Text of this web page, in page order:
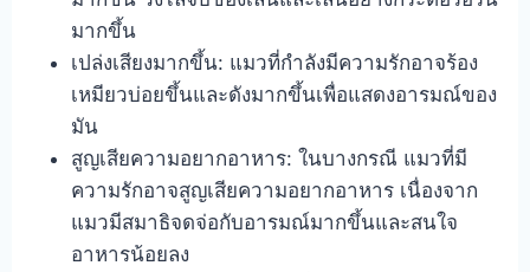
มากขึ้น
เปล่งเสียงมากขึ้น: แมวที่กำลังมีความรักอาจร้อง
เหมียวบ่อยขึ้นและดังมากขึ้นเพื่อแสดงอารมณ์ของ
มัน
สูญเสียความอยากอาหาร: ในบางกรณี แมวที่มี
ความรักอาจสูญเสียความอยากอาหาร เนื่องจาก
แมวมีสมาธิจดจ่อกับอารมณ์มากขึ้นและสนใจ
อาหารน้อยลง